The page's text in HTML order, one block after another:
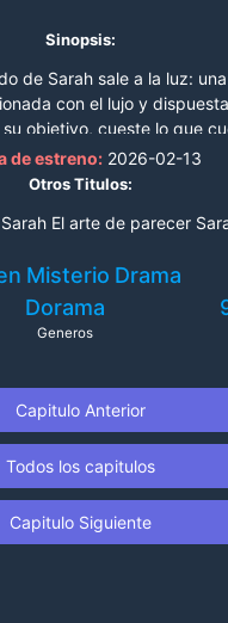
Sinopsis:
de Sarah sale a la luz:
con el lujo y
objetivo, cueste lo que
de estreno:2026-02-13
Otros Titulos:
El arte de parecer
Misterio Drama
Dorama
Generos
Capitulo Anterior
Todos los capitulos
Capitulo Siguiente